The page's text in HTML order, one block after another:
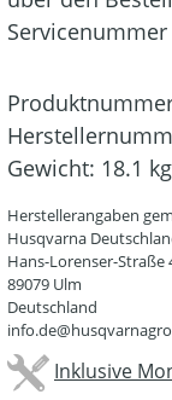
Servicenummer
Gewicht: 18.1 kg
Herstellerangaben
Husqvarna
Hans-Lorenser-Straße
89079 Ulm
Deutschland
Inklusive